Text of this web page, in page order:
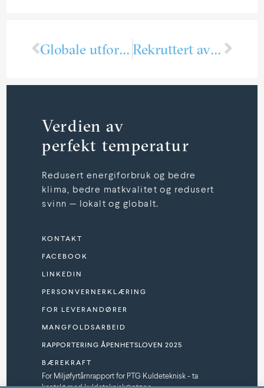
Globale utford­ringer og kulde­bran­sjens plass Rekruttert av bedriftens presen­tasjon på skolen
Verdien av
perfekt temperatur
Redusert energiforbruk og bedre
klima, bedre matkvalitet og redusert
svinn — lokalt og globalt.
KONTAKT
FACEBOOK
LINKEDIN
PERSONVERNERKLÆRING
FOR LEVERANDØRER
MANGFOLDSARBEID
RAPPORTERING ÅPENHETSLOVEN 2025
BÆREKRAFT
For Miljøfyrtårnrapport for PTG Kuldeteknisk - ta